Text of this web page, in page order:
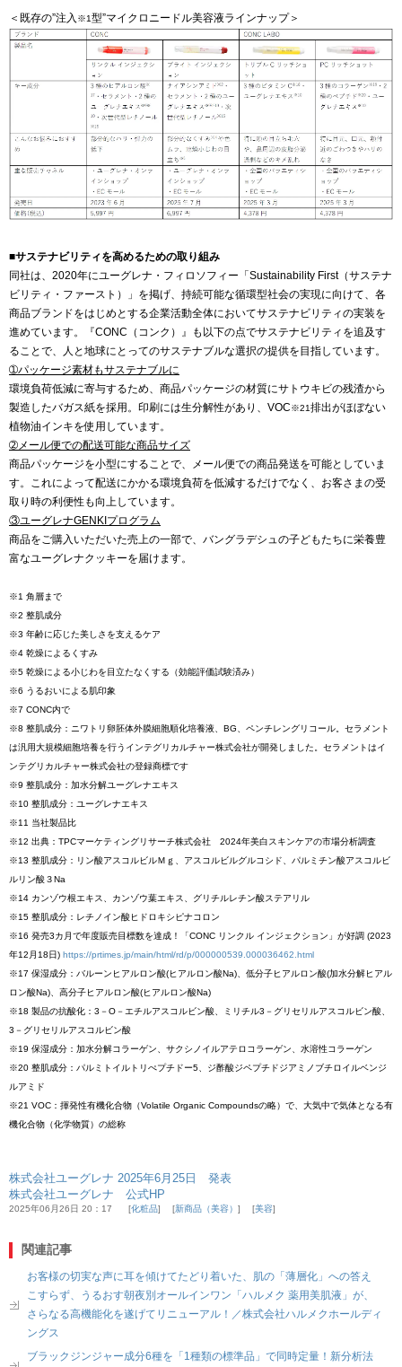
＜既存の”注入 ※1型”マイクロニードル美容液ラインナップ＞
■サステナビリティを高めるための取り組み
同社は、2020年にユーグレナ・フィロソフィー「Sustainability First（サステナ
ビリティ・ファースト）」を掲げ、持続可能な循環型社会の実現に向けて、各
商品ブランドをはじめとする企業活動全体においてサステナビリティの実装を
進めています。『CONC（コンク）』も以下の点でサステナビリティを追及す
ることで、人と地球にとってのサステナブルな選択の提供を目指しています。
➀パッケージ素材もサステナブルに
環境負荷低減に寄与するため、商品パッケージの材質にサトウキビの残渣から
製造したバガス紙を採用。印刷には生分解性があり、VOC※21排出がほぼない
植物油インキを使用しています。
➁メール便での配送可能な商品サイズ
商品パッケージを小型にすることで、メール便での商品発送を可能としていま
す。これによって配送にかかる環境負荷を低減するだけでなく、お客さまの受
取り時の利便性も向上しています。
③ユーグレナGENKIプログラム
商品をご購入いただいた売上の一部で、バングラデシュの子どもたちに栄養豊
富なユーグレナクッキーを届けます。
※1 角層まで
※2 整肌成分
※3 年齢に応じた美しさを支えるケア
※4 乾燥によるくすみ
※5 乾燥による小じわを目立たなくする（効能評価試験済み）
※6 うるおいによる肌印象
※7 CONC内で
※8 整肌成分：ニワトリ卵胚体外膜細胞順化培養液、BG、ペンチレングリコール。セラメント
は汎用大規模細胞培養を行うインテグリカルチャー株式会社が開発しました。セラメントはイ
ンテグリカルチャー株式会社の登録商標です
※9 整肌成分：加水分解ユーグレナエキス
※10 整肌成分：ユーグレナエキス
※11 当社製品比
※12 出典：TPCマーケティングリサーチ株式会社 2024年美白スキンケアの市場分析調査
※13 整肌成分：リン酸アスコルビルＭｇ、アスコルビルグルコシド、パルミチン酸アスコルビ
ルリン酸３Na
※14 カンゾウ根エキス、カンゾウ葉エキス、グリチルレチン酸ステアリル
※15 整肌成分：レチノイン酸ヒドロキシピナコロン
※16 発売3カ月で年度販売目標数を達成！「CONC リンクル インジェクション」が好調 (2023
年12月18日) https://prtimes.jp/main/html/rd/p/000000539.000036462.html
※17 保湿成分：バルーンヒアルロン酸(ヒアルロン酸Na)、低分子ヒアルロン酸(加水分解ヒアル
ロン酸Na)、高分子ヒアルロン酸(ヒアルロン酸Na)
※18 製品の抗酸化：3－O－エチルアスコルビン酸、ミリチル3－グリセリルアスコルビン酸、
3－グリセリルアスコルビン酸
※19 保湿成分：加水分解コラーゲン、サクシノイルアテロコラーゲン、水溶性コラーゲン
※20 整肌成分：パルミトイルトリぺプチドー5、ジ酢酸ジペプチドジアミノブチロイルベンジ
ルアミド
※21 VOC：揮発性有機化合物（Volatile Organic Compoundsの略）で、大気中で気体となる有
機化合物（化学物質）の総称
株式会社ユーグレナ 2025年6月25日 発表
株式会社ユーグレナ 公式HP
2025年06月26日 20：17 化粧品 新商品（美容） 美容
関連記事
お客様の切実な声に耳を傾けてたどり着いた、肌の「薄層化」への答え
こすらず、うるおす朝夜別オールインワン「ハルメク 薬用美肌液」が、
さらなる高機能化を遂げてリニューアル！／株式会社ハルメクホールディ
ングス
ブラックジンジャー成分6種を「1種類の標準品」で同時定量！新分析法